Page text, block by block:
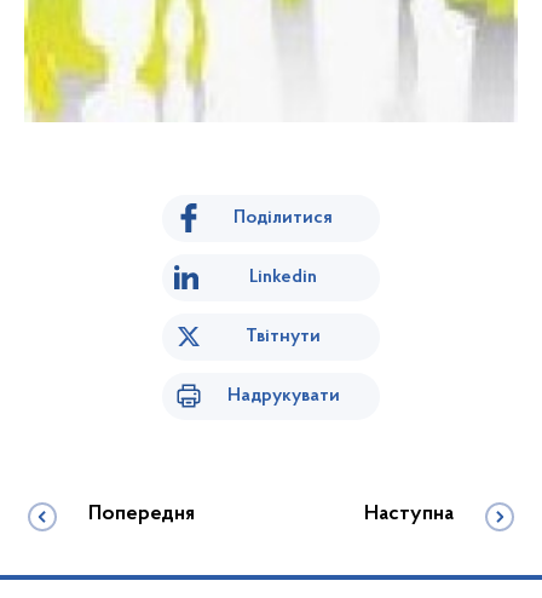
Поділитися
Linkedin
Твітнути
Надрукувати
Попередня Наступна